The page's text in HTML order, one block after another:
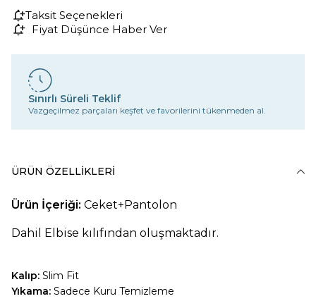
Taksit Seçenekleri
Fiyat Düşünce Haber Ver
Sınırlı Süreli Teklif
Vazgeçilmez parçaları keşfet ve favorilerini tükenmeden al.
ÜRÜN ÖZELLIKLERI
Ürün İçeriği: Ceket+Pantolon
Dahil Elbise kılıfından oluşmaktadır.
Kalıp: Slim Fit
Yıkama: Sadece Kuru Temizleme